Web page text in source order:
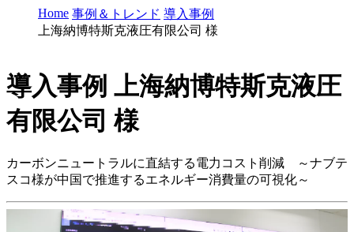
Home 事例＆トレンド 導入事例
上海納博特斯克液圧有限公司 様
導入事例 上海納博特斯克液圧
有限公司 様
カーボンニュートラルに直結する電力コスト削減 ～ナブテ
スコ様が中国で推進するエネルギー消費量の可視化～